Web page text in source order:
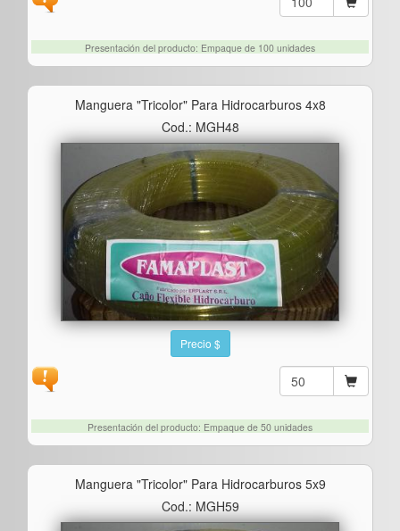
Presentación del producto: Empaque de 100 unidades
Manguera "tricolor" Para Hidrocarburos 4x8
Cod.: MGH48
Precio $
Presentación del producto: Empaque de 50 unidades
Manguera "tricolor" Para Hidrocarburos 5x9
Cod.: MGH59